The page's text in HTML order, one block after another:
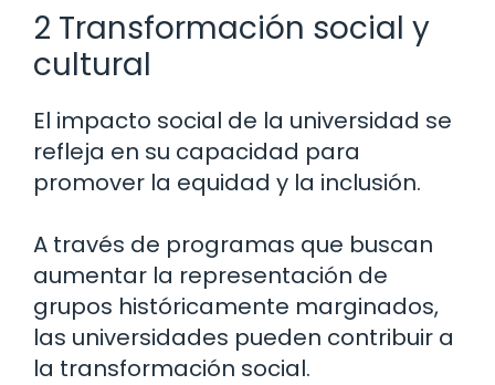
2 Transformación social y
cultural
El impacto social de la universidad se
refleja en su capacidad para
promover la equidad y la inclusión.
A través de programas que buscan
aumentar la representación de
grupos históricamente marginados,
las universidades pueden contribuir a
la transformación social.